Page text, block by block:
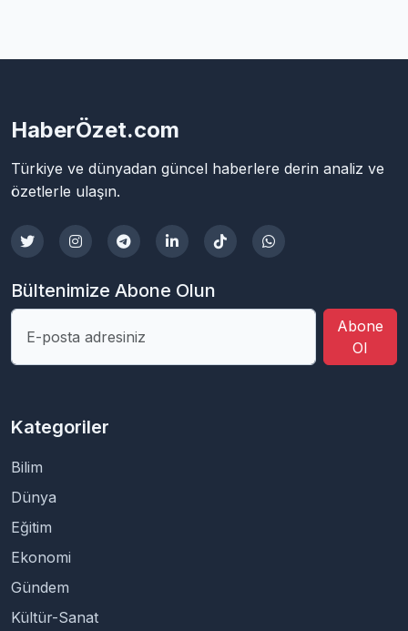
HaberÖzet.com
Türkiye ve dünyadan güncel haberlere derin analiz ve
özetlerle ulaşın.
Bültenimize Abone Olun
Abone
Ol
Kategoriler
Bilim
Dünya
Eğitim
Ekonomi
Gündem
Kültür-Sanat